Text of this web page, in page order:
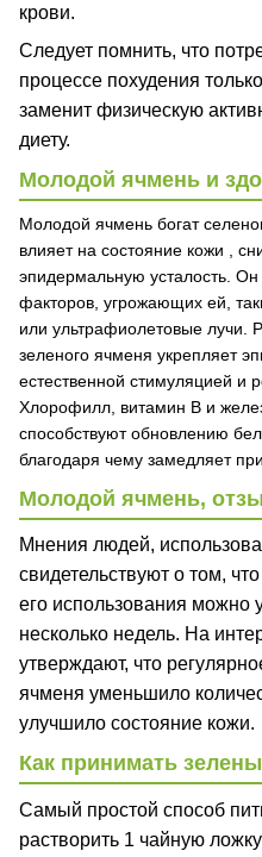
крови.
Следует помнить, что
процессе похудения
заменит физическую
диету.
Молодой ячмень и
Молодой ячмень богат
влияет на состояние кожи ,
эпидермальную усталость.
факторов, угрожающих ей,
или ультрафиолетовые лучи.
зеленого ячменя укрепляет
естественной стимуляцией и
Хлорофилл, витамин В и
способствуют обновлению
благодаря чему замедляет
Молодой ячмень,
Мнения людей,
свидетельствуют о том,
его использования можно
несколько недель. На
утверждают, что
ячменя уменьшило
улучшило состояние кожи.
Как принимать
Самый простой способ
растворить 1 чайную